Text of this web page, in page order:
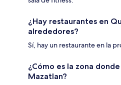
¿Hay restaurantes en
alrededores?
Sí, hay un restaurante en la
¿Cómo es la zona
Mazatlan?